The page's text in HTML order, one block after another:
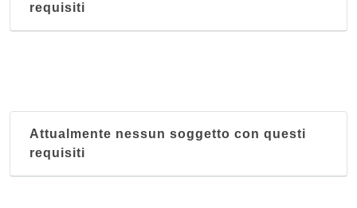
requisiti
Attualmente nessun soggetto con questi
requisiti